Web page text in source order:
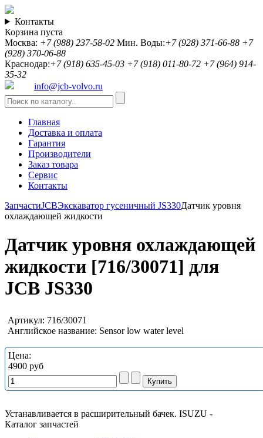
Контакты
Корзина пуста
Москва: +7 (988) 237-58-02 Мин. Воды:+7 (928) 371-66-88 +7
(928) 370-06-88
Краснодар:+7 (918) 635-45-03 +7 (918) 011-80-72 +7 (964) 914-
35-32
info@jcb-volvo.ru
Главная
Доставка и оплата
Гарантия
Производители
Заказ товара
Сервис
Контакты
ЗапчастиJCBЭкскаватор гусеничный JS330Датчик уровня
охлаждающей жидкости
Датчик уровня охлаждающей
жидкости [716/30071] для
JCB JS330
Артикул: 716/30071
Английское название: Sensor low water level
Цена:
4900 руб
Устанавливается в расширительный бачек. ISUZU -
Каталог запчастей